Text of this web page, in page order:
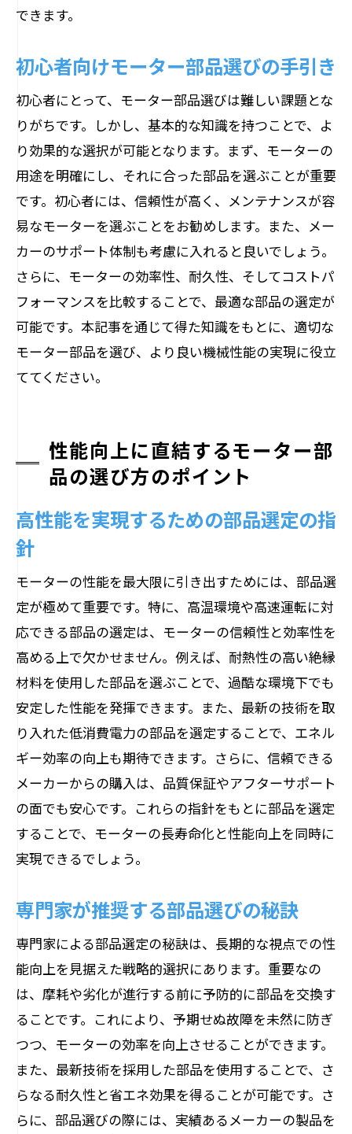
できます。
初心者向けモーター部品選びの手引き
初心者にとって、モーター部品選びは難しい課題とな
りがちです。しかし、基本的な知識を持つことで、よ
り効果的な選択が可能となります。まず、モーターの
用途を明確にし、それに合った部品を選ぶことが重要
です。初心者には、信頼性が高く、メンテナンスが容
易なモーターを選ぶことをお勧めします。また、メー
カーのサポート体制も考慮に入れると良いでしょう。
さらに、モーターの効率性、耐久性、そしてコストパ
フォーマンスを比較することで、最適な部品の選定が
可能です。本記事を通じて得た知識をもとに、適切な
モーター部品を選び、より良い機械性能の実現に役立
ててください。
性能向上に直結するモーター部
品の選び方のポイント
高性能を実現するための部品選定の指
針
モーターの性能を最大限に引き出すためには、部品選
定が極めて重要です。特に、高温環境や高速運転に対
応できる部品の選定は、モーターの信頼性と効率性を
高める上で欠かせません。例えば、耐熱性の高い絶縁
材料を使用した部品を選ぶことで、過酷な環境下でも
安定した性能を発揮できます。また、最新の技術を取
り入れた低消費電力の部品を選定することで、エネル
ギー効率の向上も期待できます。さらに、信頼できる
メーカーからの購入は、品質保証やアフターサポート
の面でも安心です。これらの指針をもとに部品を選定
することで、モーターの長寿命化と性能向上を同時に
実現できるでしょう。
専門家が推奨する部品選びの秘訣
専門家による部品選定の秘訣は、長期的な視点での性
能向上を見据えた戦略的選択にあります。重要なの
は、摩耗や劣化が進行する前に予防的に部品を交換す
ることです。これにより、予期せぬ故障を未然に防ぎ
つつ、モーターの効率を向上させることができます。
また、最新技術を採用した部品を使用することで、さ
らなる耐久性と省エネ効果を得ることが可能です。さ
らに、部品選びの際には、実績あるメーカーの製品を